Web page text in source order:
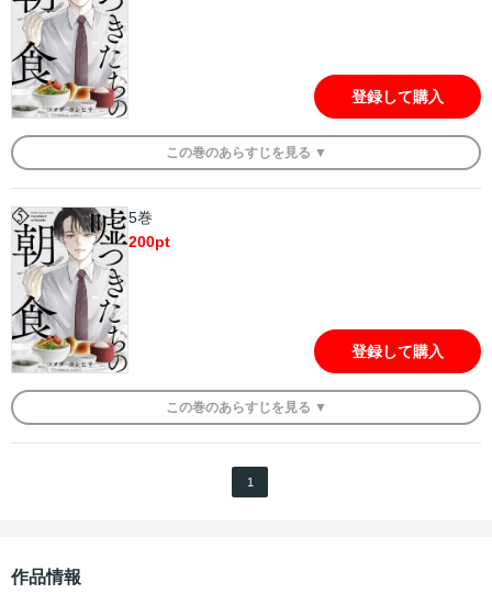
登録して購入
この巻のあらすじを 見る ▼
5巻
200pt
登録して購入
この巻のあらすじを 見る ▼
1
作品情報